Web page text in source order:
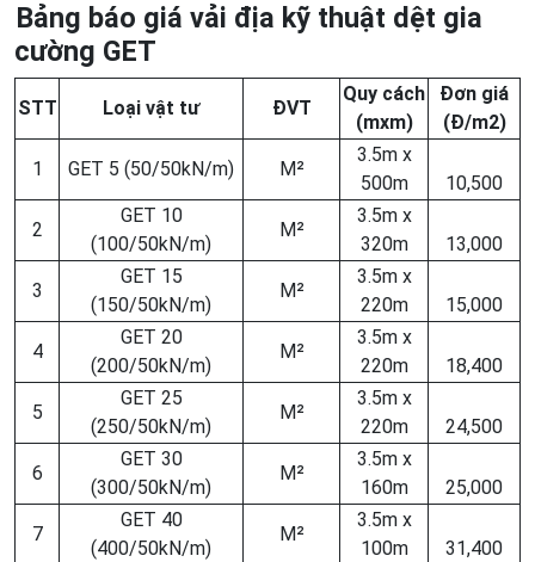
Bảng báo giá vải địa kỹ thuật dệt gia
cường GET
STT Loại vật tư ĐVT
Quy cách
(mxm)
Đơn giá
(Đ/m2)
1 GET 5 (50/50kN/m) M²
3.5m x
500m
10,500
2
GET 10
(100/50kN/m)
M²
3.5m x
320m
13,000
3
GET 15
(150/50kN/m)
M²
3.5m x
220m
15,000
4
GET 20
(200/50kN/m)
M²
3.5m x
220m
18,400
5
GET 25
(250/50kN/m)
M²
3.5m x
220m
24,500
6
GET 30
(300/50kN/m)
M²
3.5m x
160m
25,000
7
GET 40
(400/50kN/m)
M²
3.5m x
100m
31,400